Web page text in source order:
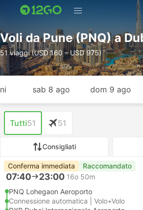
Voli da Pune (PNQ) a
51 viaggi (USD 160 – USD 975)
sab 8 ago dom 9 ago
Tutti51 51
Consigliati
Conferma immediata Raccomandato
07:40 23:00 16o 50m
PNQ Lohegaon Aeroporto
Connessione automatica | Volo+Volo